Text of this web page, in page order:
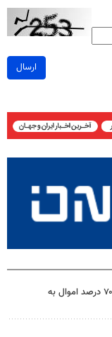
ارسال
رشد ۳۰۰ درصدی کشف سرقت در دلیجان/ ۷۰ درصد اموال به